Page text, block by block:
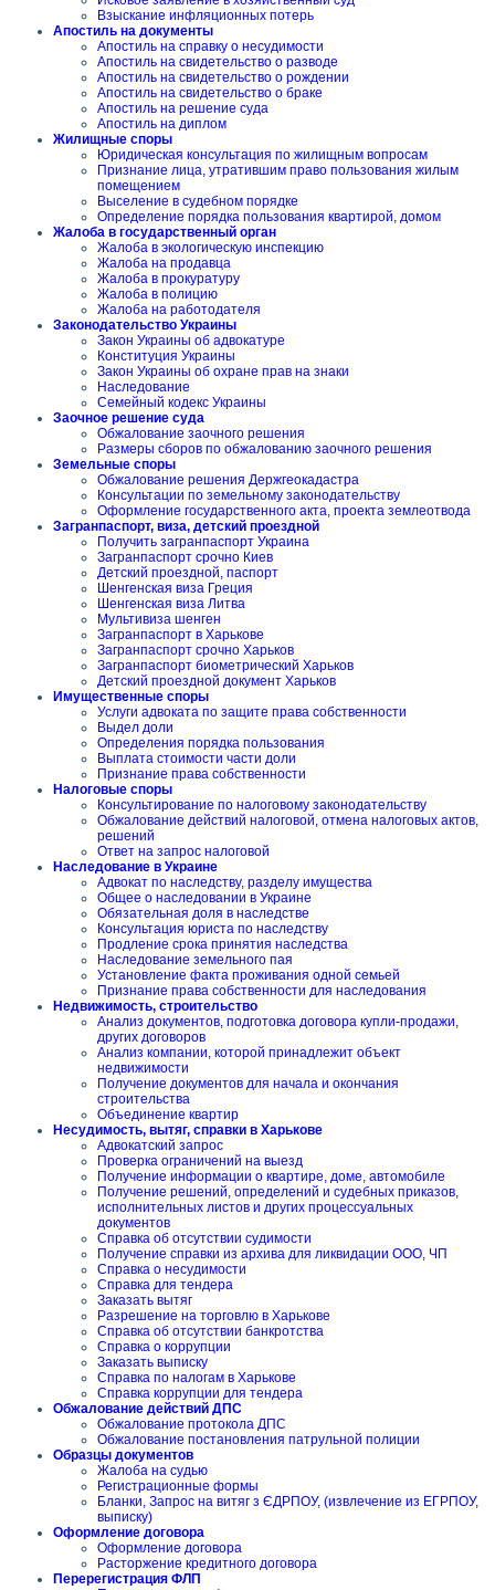
Взыскание инфляционных потерь
Апостиль на документы
Апостиль на справку о несудимости
Апостиль на свидетельство о разводе
Апостиль на свидетельство о рождении
Апостиль на свидетельство о браке
Апостиль на решение суда
Апостиль на диплом
Жилищные споры
Юридическая консультация по жилищным вопросам
Признание лица, утратившим право пользования жилым
помещением
Выселение в судебном порядке
Определение порядка пользования квартирой, домом
Жалоба в государственный орган
Жалоба в экологическую инспекцию
Жалоба на продавца
Жалоба в прокуратуру
Жалоба в полицию
Жалоба на работодателя
Законодательство Украины
Закон Украины об адвокатуре
Конституция Украины
Закон Украины об охране прав на знаки
Наследование
Семейный кодекс Украины
Заочное решение суда
Обжалование заочного решения
Размеры сборов по обжалованию заочного решения
Земельные споры
Обжалование решения Держгеокадастра
Консультации по земельному законодательству
Оформление государственного акта, проекта землеотвода
Загранпаспорт, виза, детский проездной
Получить загранпаспорт Украина
Загранпаспорт срочно Киев
Детский проездной, паспорт
Шенгенская виза Греция
Шенгенская виза Литва
Мультивиза шенген
Загранпаспорт в Харькове
Загранпаспорт срочно Харьков
Загранпаспорт биометрический Харьков
Детский проездной документ Харьков
Имущественные споры
Услуги адвоката по защите права собственности
Выдел доли
Определения порядка пользования
Выплата стоимости части доли
Признание права собственности
Налоговые споры
Консультирование по налоговому законодательству
Обжалование действий налоговой, отмена налоговых актов,
решений
Ответ на запрос налоговой
Наследование в Украине
Адвокат по наследству, разделу имущества
Общее о наследовании в Украине
Обязательная доля в наследстве
Консультация юриста по наследству
Продление срока принятия наследства
Наследование земельного пая
Установление факта проживания одной семьей
Признание права собственности для наследования
Недвижимость, строительство
Анализ документов, подготовка договора купли-продажи,
других договоров
Анализ компании, которой принадлежит объект
недвижимости
Получение документов для начала и окончания
строительства
Объединение квартир
Несудимость, вытяг, справки в Харькове
Адвокатский запрос
Проверка ограничений на выезд
Получение информации о квартире, доме, автомобиле
Получение решений, определений и судебных приказов,
исполнительных листов и других процессуальных
документов
Справка об отсутствии судимости
Получение справки из архива для ликвидации ООО, ЧП
Справка о несудимости
Справка для тендера
Заказать вытяг
Разрешение на торговлю в Харькове
Справка об отсутствии банкротства
Справка о коррупции
Заказать выписку
Справка по налогам в Харькове
Справка коррупции для тендера
Обжалование действий ДПС
Обжалование протокола ДПС
Обжалование постановления патрульной полиции
Образцы документов
Жалоба на судью
Регистрационные формы
Бланки, Запрос на витяг з ЄДРПОУ, (извлечение из ЕГРПОУ,
выписку)
Оформление договора
Оформление договора
Расторжение кредитного договора
Перерегистрация ФЛП